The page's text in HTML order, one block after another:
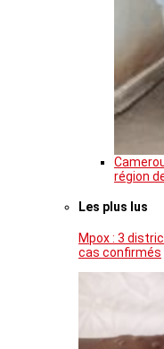
région
Les plus lus
Mpox : 3
cas confirmés